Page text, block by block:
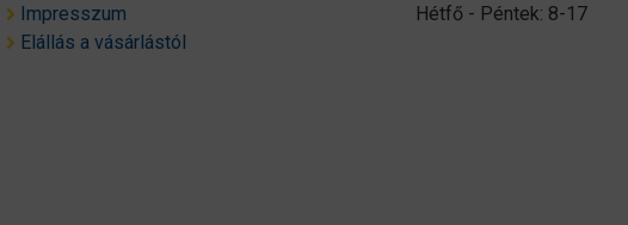
Impresszum
Elállás a vásárlástól
Hétfő - Péntek: 8-17